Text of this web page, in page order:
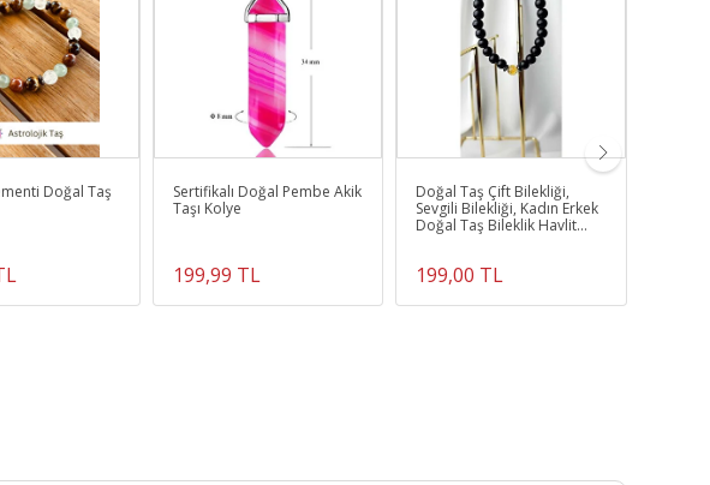
Doğal Taş
Sertifikalı Doğal Pembe Akik
Taşı Kolye
199,99 TL
Doğal Taş Çift Bilekliği,
Sevgili Bilekliği, Kadın Erkek
Doğal Taş Bileklik Havlit
199,00 TL